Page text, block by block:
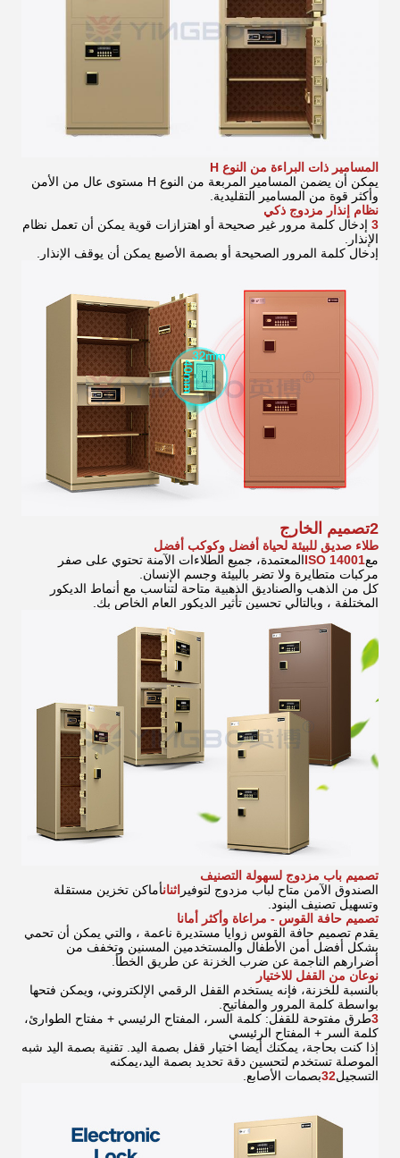
المسامير ذات البراءة من النوع H
يمكن أن يضمن المسامير المربعة من النوع H مستوى عال من الأمن
وأكثر قوة من المسامير التقليدية.
نظام إنذار مزدوج ذكي
3 إدخال كلمة مرور غير صحيحة أو اهتزازات قوية يمكن أن تعمل نظام
الإنذار.
إدخال كلمة المرور الصحيحة أو بصمة الأصبع يمكن أن يوقف الإنذار.
2تصميم الخارج
طلاء صديق للبيئة لحياة أفضل وكوكب أفضل
معISO 14001المعتمدة، جميع الطلاءات الآمنة تحتوي على صفر
مركبات متطايرة ولا تضر بالبيئة وجسم الإنسان.
كل من الذهب والصناديق الذهبية متاحة لتناسب مع أنماط الديكور
المختلفة ، وبالتالي تحسين تأثير الديكور العام الخاص بك.
تصميم باب مزدوج لسهولة التصنيف
الصندوق الآمن متاح لباب مزدوج لتوفير اثنانأماكن تخزين مستقلة
وتسهيل تصنيف البنود.
تصميم حافة القوس - مراعاة وأكثر أمانا
يقدم تصميم حافة القوس زوايا مستديرة ناعمة ، والتي يمكن أن تحمي
بشكل أفضل أمن الأطفال والمستخدمين المسنين وتخفف من
أضرارهم الناجمة عن ضرب الخزنة عن طريق الخطأ.
نوعان من القفل للاختيار
بالنسبة للخزنة، فإنه يستخدم القفل الرقمي الإلكتروني، ويمكن فتحها
بواسطة كلمة المرور والمفاتيح.
3طرق مفتوحة للقفل: كلمة السر، المفتاح الرئيسي + مفتاح الطوارئ،
كلمة السر + المفتاح الرئيسي
إذا كنت بحاجة، يمكنك أيضا اختيار قفل بصمة اليد. تقنية بصمة اليد شبه
الموصلة تستخدم لتحسين دقة تحديد بصمة اليد،يمكنه
التسجيل32بصمات الأصابع